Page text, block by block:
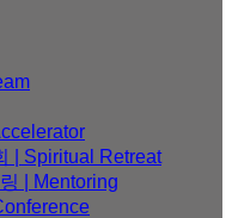
| Spiritual Retreat
| Mentoring